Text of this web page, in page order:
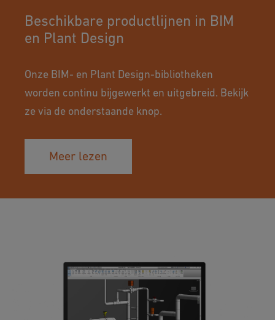
Beschikbare productlijnen in BIM
en Plant Design
Onze BIM- en Plant Design-bibliotheken
worden continu bijgewerkt en uitgebreid. Bekijk
ze via de onderstaande knop.
Meer lezen